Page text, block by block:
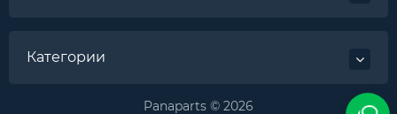
Категории
Panaparts © 2026